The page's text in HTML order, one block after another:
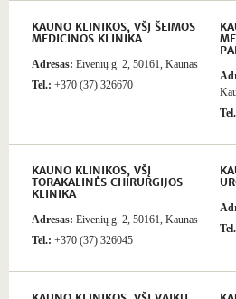
KAUNO KLINIKOS, VŠĮ ŠEIMOS
MEDICINOS KLINIKA
Adresas: Eivenių g. 2, 50161, Kaunas
Tel.: +370 (37) 326670
KAUNO KLINIKOS, VŠĮ
TORAKALINĖS CHIRURGIJOS
KLINIKA
Adresas: Eivenių g. 2, 50161, Kaunas
Tel.: +370 (37) 326045